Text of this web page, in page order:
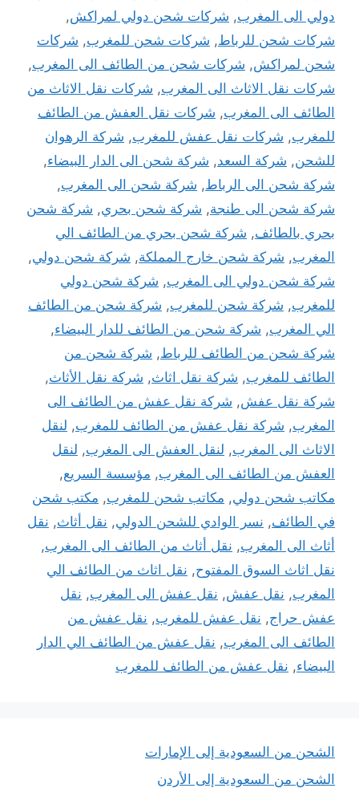
دولي الى المغرب, شركات شحن دولي لمراكش,
شركات شحن للرباط, شركات شحن للمغرب, شركات
شحن لمراكش, شركات شحن من الطائف الى المغرب,
شركات نقل الاثاث الى المغرب, شركات نقل الاثاث من
الطائف الى المغرب, شركات نقل العفش من الطائف
للمغرب, شركات نقل عفش للمغرب, شركة الرهوان
للشحن, شركة السعد, شركة شحن الى الدار البيضاء,
شركة شحن الى الرباط, شركة شحن الى المغرب,
شركة شحن الى طنجة, شركة شحن بحري, شركة شحن
بحري بالطائف, شركة شحن بحري من الطائف الي
المغرب, شركة شحن خارج المملكة, شركة شحن دولي,
شركة شحن دولي الى المغرب, شركة شحن دولي
للمغرب, شركة شحن للمغرب, شركة شحن من الطائف
الي المغرب, شركة شحن من الطائف للدار البيضاء,
شركة شحن من الطائف للرباط, شركة شحن من
الطائف للمغرب, شركة نقل اثاث, شركة نقل الأثاث,
شركة نقل عفش, شركة نقل عفش من الطائف الى
المغرب, شركة نقل عفش من الطائف للمغرب, لنقل
الاثاث الى المغرب, لنقل العفش الى المغرب, لنقل
العفش من الطائف الى المغرب, مؤسسة السريع,
مكاتب شحن دولي, مكاتب شحن للمغرب, مكتب شحن
في الطائف, نسر الوادي للشحن الدولي, نقل أثاث, نقل
أثاث الى المغرب, نقل أثاث من الطائف الى المغرب,
نقل اثاث السوق المفتوح, نقل اثاث من الطائف الي
المغرب, نقل عفش, نقل عفش الى المغرب, نقل
عفش حراج, نقل عفش للمغرب, نقل عفش من
الطائف الى المغرب, نقل عفش من الطائف الي الدار
البيضاء, نقل عفش من الطائف للمغرب
الشحن من السعودية إلى الإمارات
الشحن من السعودية إلى الأردن